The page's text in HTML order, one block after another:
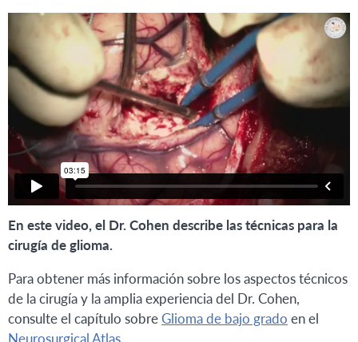
En este video, el Dr. Cohen describe las técnicas para la
cirugía de glioma.
Para obtener más información sobre los aspectos técnicos
de la cirugía y la amplia experiencia del Dr. Cohen,
consulte el capítulo sobreGlioma de bajo grado en el
Neurosurgical Atlas.